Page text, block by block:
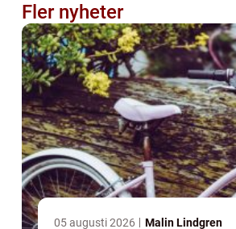
Fler nyheter
05 augusti 2026 Malin Lindgren